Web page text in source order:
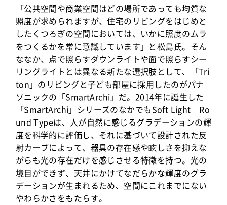
「公共空間や商業空間はどの場所であっても均質な
照度が求められますが、住宅のリビングをはじめと
したくつろぎの空間においては、いかに照度のムラ
をつくるかを常に意識しています」と松島氏。そん
ななか、点で照らすダウンライトや面で照らすシー
リングライトとは異なる新たな選択肢として、「Tri
ton」のリビングと子ども部屋に採用したのがパナ
ソニックの「SmartArchi」だ。2014年に誕生した
「SmartArchi」シリーズのなかでもSoft Light Ro
und Typeは、人が自然に感じるグラデーションの輝
度を科学的に評価し、それに基づいて設計された反
射カーブによって、器具の存在感や眩しさを抑えな
がらも光の存在だけを感じさせる特徴を持つ。光の
境目ができず、天井にかけてなだらかな輝度のグラ
デーションが生まれるため、空間にこれまでにない
やわらかさをもたらす。